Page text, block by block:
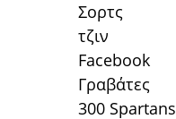
Σορτς
τζιν
Facebook
Γραβάτες
300 Spartans